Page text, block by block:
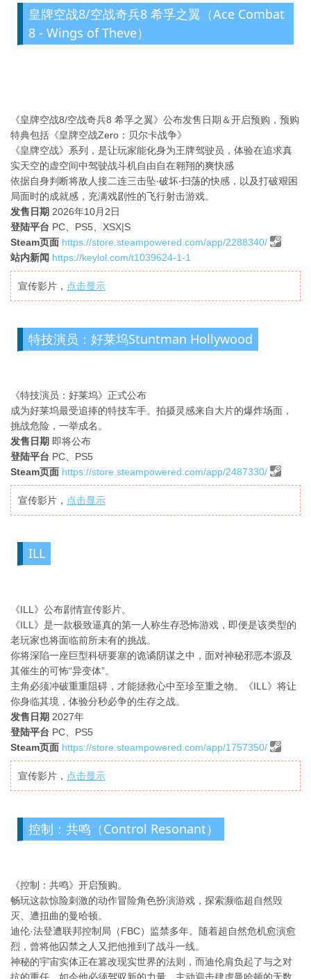
皇牌空战8/空战奇兵8 希孚之翼（Ace Combat
8 - Wings of Theve）
《皇牌空战8/空战奇兵8 希孚之翼》公布发售日期＆开启预购，预购
特典包括《皇牌空战Zero：贝尔卡战争》
《皇牌空战》系列，是让玩家能化身为王牌驾驶员，体验在追求真
实天空的虚空间中驾驶战斗机自由自在翱翔的爽快感
依据自身判断将敌人接二连三击坠‧破坏‧扫荡的快感，以及打破艰困
局面时的成就感，充满戏剧性的飞行射击游戏。
发售日期 2026年10月2日
登陆平台 PC、PS5、XSX|S
Steam页面 https://store.steampowered.com/app/2288340/
站内新闻 https://keylol.com/t1039624-1-1
宣传影片， 点击显示
特技演员：好莱坞Stuntman Hollywood
《特技演员：好莱坞》正式公布
成为好莱坞最受追捧的特技车手。拍摄灵感来自大片的爆炸场面，
挑战危险，一举成名。
发售日期 即将公布
登陆平台 PC、PS5
Steam页面 https://store.steampowered.com/app/2487330/
宣传影片， 点击显示
ILL
《ILL》公布剧情宣传影片。
《ILL》是一款极致逼真的第一人称生存恐怖游戏，即便是该类型的
老玩家也将面临前所未有的挑战。
你将深陷一座巨型科研要塞的诡谲阴谋之中，面对神秘邪恶本源及
其催生的可怖“异变体”。
主角必须冲破重重阻碍，才能拯救心中至珍至重之物。《ILL》将让
你身临其境，体验分秒必争的生存之战。
发售日期 2027年
登陆平台 PC、PS5
Steam页面 https://store.steampowered.com/app/1757350/
宣传影片， 点击显示
控制：共鸣（Control Resonant）
《控制：共鸣》开启预购。
畅玩这款惊险刺激的动作冒险角色扮演游戏，探索濒临超自然毁
灭、遭扭曲的曼哈顿。
迪伦·法登遭联邦控制局（FBC）监禁多年。随着超自然危机愈演愈
烈，曾将他囚禁之人又把他推到了战斗一线。
神秘的宇宙实体正在篡改现实世界的法则，而迪伦肩负起了与之对